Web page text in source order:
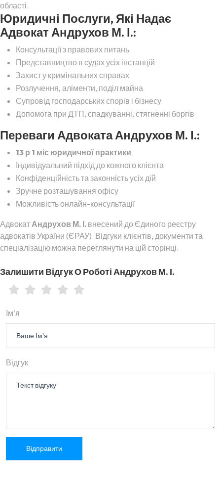
області.
Юридичні Послуги, Які Надає
Адвокат Андрухов М. І.:
Консультації з правових питань
Представництво в судах усіх інстанцій
Захист у кримінальних справах
Розлучення, аліменти, поділ майна
Супровід господарських спорів і бізнесу
Допомога при ДТП, спадкуванні, стягненні боргів
Переваги Адвоката Андрухов М. І.:
13 р 1 міс юридичної практики
Індивідуальний підхід до кожного клієнта
Конфіденційність та законність усіх дій
Зручне розташування офісу
Можливість онлайн-консультації
АдвокатАндрухов М. І. внесений до Єдиного реєстру
адвокатів України (ЄРАУ). Відгуки клієнтів, документи та
спеціалізацію можна переглянути на цій сторінці.
Залишити Відгук О Роботі Андрухов М. І.
Ім'я
Відгук